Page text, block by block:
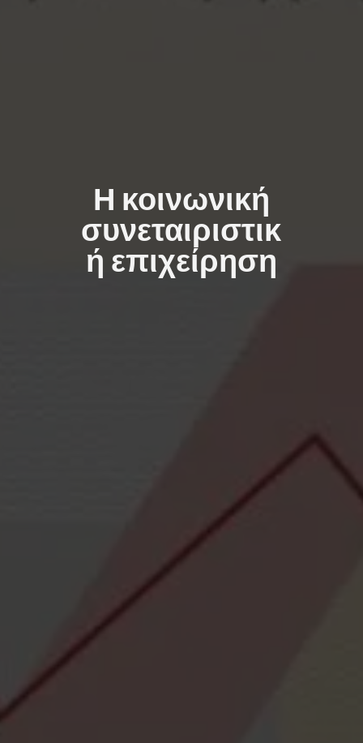
Η κοινωνική
συνεταιριστικ
ή επιχείρηση